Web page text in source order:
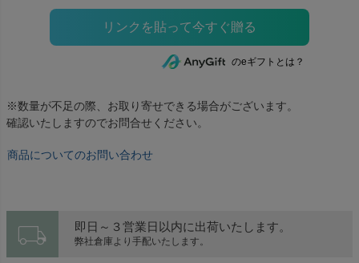
のeギフトとは？
※数量が不足の際、お取り寄せできる場合がございます。
確認いたしますのでお問合せください。
商品についてのお問い合わせ
local_shipping 即日～３営業日以内に出荷いたします。
弊社倉庫より手配いたします。